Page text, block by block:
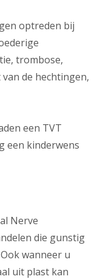
optreden bij
trombose,
de hechtingen,
een TVT
een kinderwens
Nerve
die gunstig
wanneer u
uit plast kan